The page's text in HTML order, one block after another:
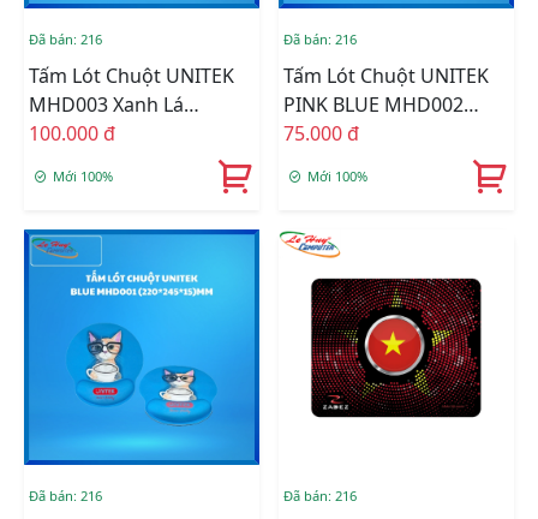
Đã bán: 216
Tấm Lót Chuột UNITEK
MHD003 Xanh Lá
(220*245*15)MM
100.000 đ
Mới 100%
Đã bán: 216
Tấm Lót Chuột UNITEK
PINK BLUE MHD002
(220*245*15)MM
75.000 đ
Mới 100%
Đã bán: 216 Đã bán: 216